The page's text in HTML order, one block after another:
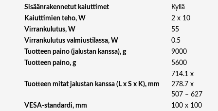
,
X
Sisäänrakennetut kaiuttimet
Kyllä
Kaiuttimien teho, W
2 x 10
Virrankulutus, W
55
Virrankulutus valmiustilassa, W
0.5
Tuotteen paino (jalustan kanssa), g
9000
Tuotteen paino, g
5600
Tuotteen mitat jalustan kanssa (L x S x K), mm
714.1 x
278.7 x
507 – 627
VESA-standardi, mm
100 x 100